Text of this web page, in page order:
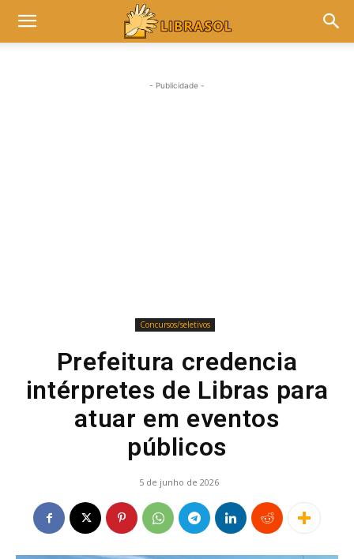
- Publicidade -
Concursos/seletivos
Prefeitura credencia
intérpretes de Libras para
atuar em eventos
públicos
5 de junho de 2026